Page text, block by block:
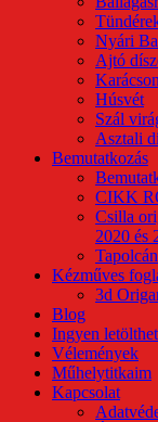
Nyári
Ajtó
Húsvét
Szál
Asztali
Bemutatkozás
CIKK
Csilla
2020 és
Kézműves
3d
Blog
Ingyen
Vélemények
Műhelytitkaim
Kapcsolat